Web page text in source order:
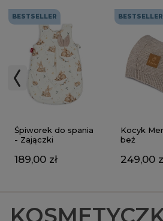
BESTSELLER
Śpiworek do spania
- Zajączki
189,00 zł
BESTSELLER
Kocyk
beż
249,00